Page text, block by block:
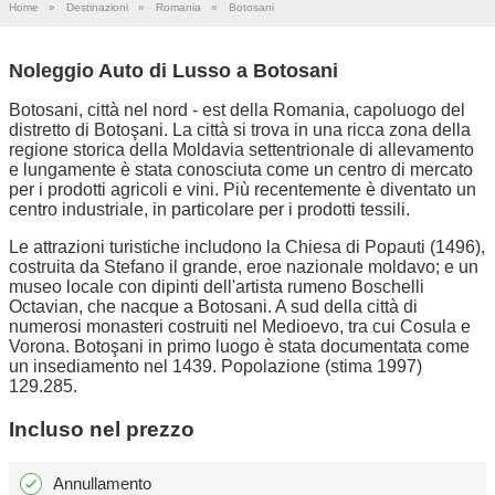
Home » Destinazioni » Romania » Botosani
Noleggio Auto di Lusso a Botosani
Botosani, città nel nord - est della Romania, capoluogo del
distretto di Botoşani. La città si trova in una ricca zona della
regione storica della Moldavia settentrionale di allevamento
e lungamente è stata conosciuta come un centro di mercato
per i prodotti agricoli e vini. Più recentemente è diventato un
centro industriale, in particolare per i prodotti tessili.
Le attrazioni turistiche includono la Chiesa di Popauti (1496),
costruita da Stefano il grande, eroe nazionale moldavo; e un
museo locale con dipinti dell'artista rumeno Boschelli
Octavian, che nacque a Botosani. A sud della città di
numerosi monasteri costruiti nel Medioevo, tra cui Cosula e
Vorona. Botoşani in primo luogo è stata documentata come
un insediamento nel 1439. Popolazione (stima 1997)
129.285.
Incluso nel prezzo
Annullamento